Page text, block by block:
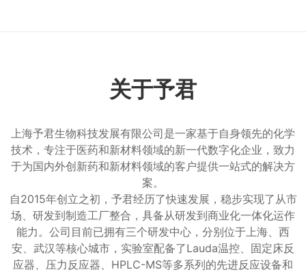
关于予君
上海予君生物科技发展有限公司是一家基于自身领先的化学
技术，专注于医药和新材料领域的新一代数字化企业，致力
于为国内外创新药和新材料领域的客户提供一站式的解决方
案。
自2015年创立之初，予君经历了快速发展，稳步实现了从市
场、研发到制造工厂整合，具备从研发到商业化一体化运作
能力。公司目前已拥有三个研发中心，分别位于上海、西
安、武汉等核心城市，实验室配备了Lauda温控、固定床反
应器、压力反应器、HPLC-MS等多系列的先进反应设备和